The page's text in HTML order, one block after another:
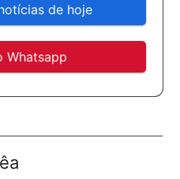
de hoje
Whatsapp